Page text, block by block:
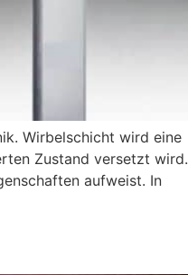
Wirbelschicht wird eine
Zustand versetzt wird.
aufweist. In